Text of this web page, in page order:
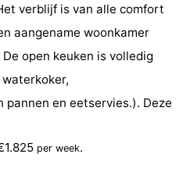
verblijf is van alle comfort
aangename woonkamer
open keuken is volledig
en eetservies.). Deze
per week.